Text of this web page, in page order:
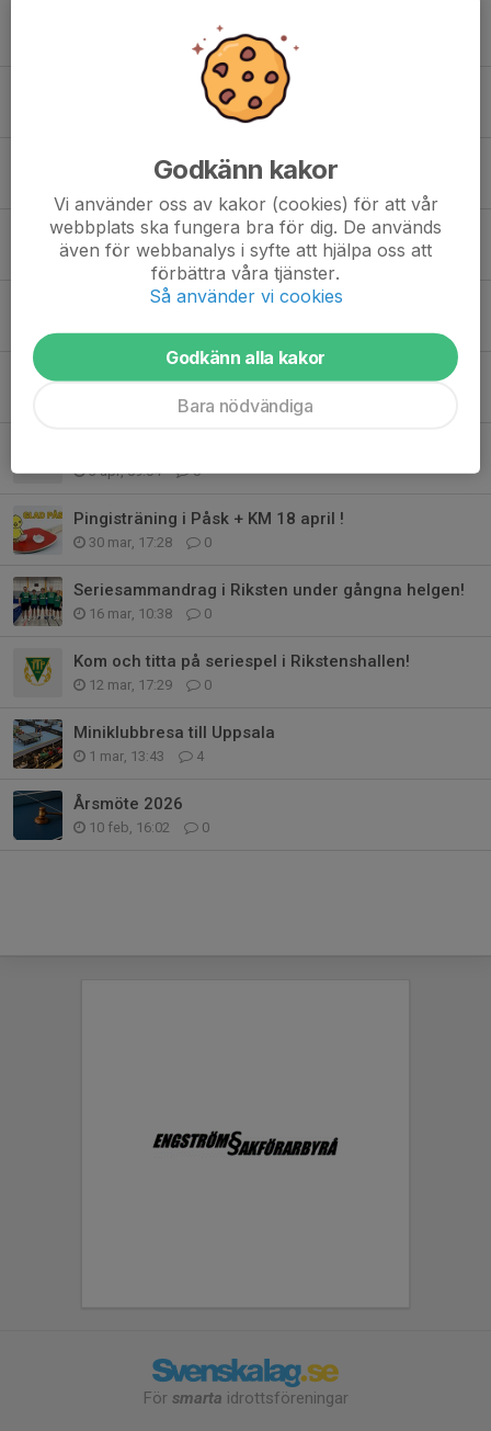
8
Rekordantal på klubbresan
KM 2026 avklarat
20 apr, 22:00 1
Söndagens höjdpunkt: Svenska cupen
0
3 apr, 09:04 0
Pingisträning i Påsk + KM 18 april !
30 mar, 17:28 0
Seriesammandrag i Riksten under gångna helgen!
16 mar, 10:38 0
Kom och titta på seriespel i Rikstenshallen!
12 mar, 17:29 0
Miniklubbresa till Uppsala
1 mar, 13:43 4
Årsmöte 2026
10 feb, 16:02 0
För smarta idrottsföreningar
Godkänn kakor
Vi använder oss av kakor (cookies) för att vår
webbplats ska fungera bra för dig. De används
även för webbanalys i syfte att hjälpa oss att
förbättra våra tjänster.
Så använder vi cookies
Godkänn alla kakor
Bara nödvändiga